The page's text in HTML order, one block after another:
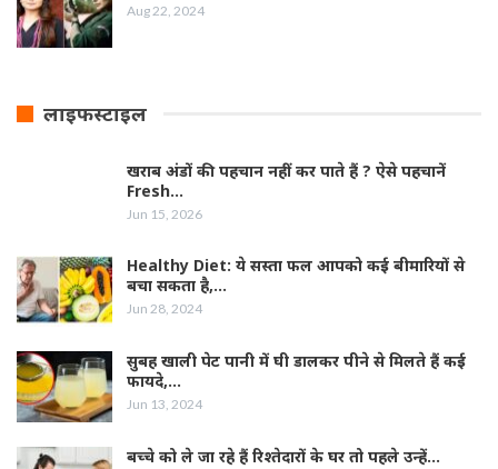
Aug 22, 2024
लाइफस्टाइल
खराब अंडों की पहचान नहीं कर पाते हैं ? ऐसे पहचानें
Fresh…
Jun 15, 2026
Healthy Diet: ये सस्ता फल आपको कई बीमारियों से
बचा सकता है,…
Jun 28, 2024
सुबह खाली पेट पानी में घी डालकर पीने से मिलते हैं कई
फायदे,…
Jun 13, 2024
बच्चे को ले जा रहे हैं रिश्तेदारों के घर तो पहले उन्हें…